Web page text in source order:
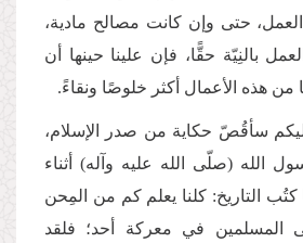
حتى وإن كانت مصالح مادية،
بالنِيّة حقًّا، فإن علينا حينها أن
من هذه الأعمال أكثر خلوصًا ونقاءً.
سأقُصّ حكاية من صدر الإسلام،
الله (صلّى الله عليه وآله) أثناء
التاريخ: كلنا يعلم كم من المِحن
المسلمين في معركة أحد؛ فلقد